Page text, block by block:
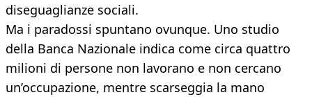
diseguaglianze sociali.
Ma i paradossi spuntano ovunque. Uno studio
della Banca Nazionale indica come circa quattro
milioni di persone non lavorano e non cercano
un’occupazione, mentre scarseggia la mano